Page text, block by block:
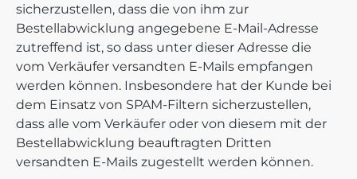
sicherzustellen, dass die von ihm zur
Bestellabwicklung angegebene E-Mail-Adresse
zutreffend ist, so dass unter dieser Adresse die
vom Verkäufer versandten E-Mails empfangen
werden können. Insbesondere hat der Kunde bei
dem Einsatz von SPAM-Filtern sicherzustellen,
dass alle vom Verkäufer oder von diesem mit der
Bestellabwicklung beauftragten Dritten
versandten E-Mails zugestellt werden können.